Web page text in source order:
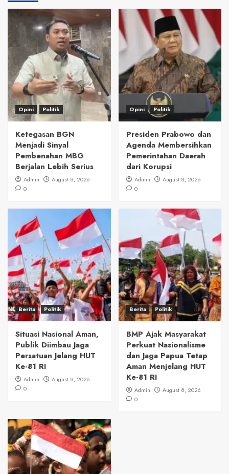
Opini Politik
Ketegasan BGN
Menjadi Sinyal
Pembenahan MBG
Berjalan Lebih Serius
Admin
August 8, 2026
0
Opini Politik
Presiden Prabowo dan
Agenda Membersihkan
Pemerintahan Daerah
dari Korupsi
Admin
August 8, 2026
0
Berita Politik
Situasi Nasional Aman,
Publik Diimbau Jaga
Persatuan Jelang HUT
Ke-81 RI
Admin
August 8, 2026
0
Berita Politik
BMP Ajak Masyarakat
Perkuat Nasionalisme
dan Jaga Papua Tetap
Aman Menjelang HUT
Ke-81 RI
Admin
August 8, 2026
0